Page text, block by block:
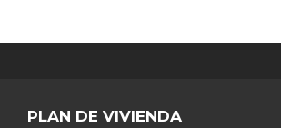
PLAN DE VIVIENDA